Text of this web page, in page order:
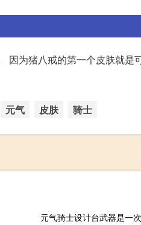
因为猪八戒的第一个皮肤就是
元气 皮肤 骑士
元气骑士设计台武器是一